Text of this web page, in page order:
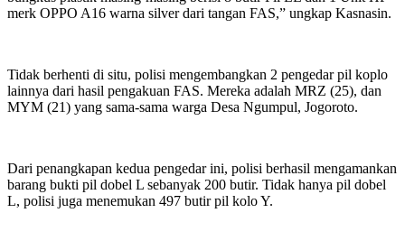
merk OPPO A16 warna silver dari tangan FAS,” ungkap Kasnasin.
Tidak berhenti di situ, polisi mengembangkan 2 pengedar pil koplo
lainnya dari hasil pengakuan FAS. Mereka adalah MRZ (25), dan
MYM (21) yang sama-sama warga Desa Ngumpul, Jogoroto.
Dari penangkapan kedua pengedar ini, polisi berhasil mengamankan
barang bukti pil dobel L sebanyak 200 butir. Tidak hanya pil dobel
L, polisi juga menemukan 497 butir pil kolo Y.